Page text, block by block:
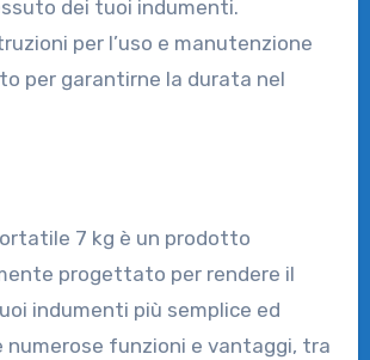
dei tuoi indumenti.
per l’uso e manutenzione
per garantirne la durata nel
7 kg è un prodotto
progettato per rendere il
indumenti più semplice ed
numerose funzioni e vantaggi, tra